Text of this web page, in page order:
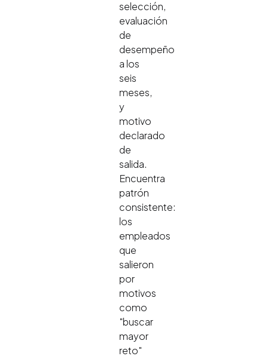
selección,
evaluación
de
desempeño
a los
seis
meses,
y
motivo
declarado
de
salida.
Encuentra
patrón
consistente:
los
empleados
que
salieron
por
motivos
como
"buscar
mayor
reto"